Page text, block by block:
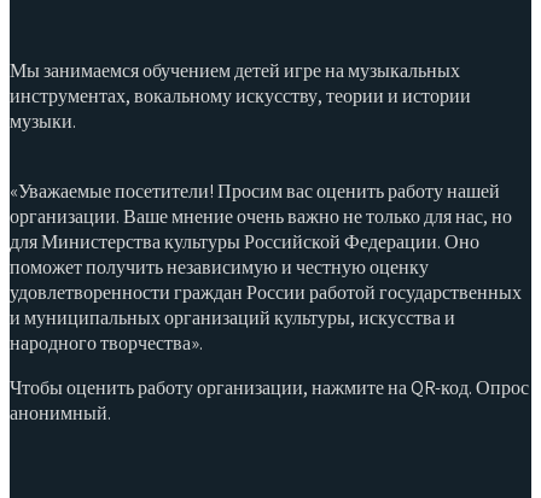
Мы занимаемся обучением детей игре на музыкальных
инструментах, вокальному искусству, теории и истории
музыки.
«Уважаемые посетители! Просим вас оценить работу нашей
организации. Ваше мнение очень важно не только для нас, но
для Министерства культуры Российской Федерации. Оно
поможет получить независимую и честную оценку
удовлетворенности граждан России работой государственных
и муниципальных организаций культуры, искусства и
народного творчества».
Чтобы оценить работу организации, нажмите на QR-код. Опрос
анонимный.